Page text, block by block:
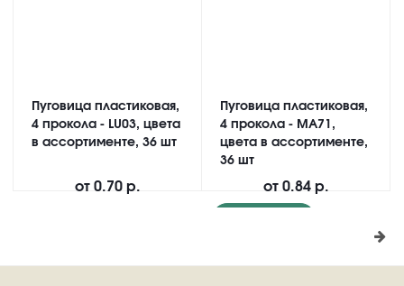
Пуговица пластиковая,
4 прокола - LU03, цвета
в ассортименте, 36 шт
от 0.70 р.
Пуговица пластиковая,
4 прокола - MA71,
цвета в ассортименте,
36 шт
от 0.84 р.